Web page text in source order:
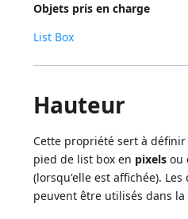
Objets pris en charge
List Box
Hauteur
Cette propriété sert à
pied de list box en pixels ou
(lorsqu'elle est affichée).
peuvent être utilisés dans la